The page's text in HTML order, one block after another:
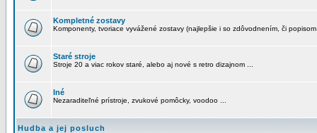
Kompletné zostavy
Komponenty, tvoriace vyvážené zostavy (najlepšie i so zdôvodnením, či
Staré stroje
Stroje 20 a viac rokov staré, alebo aj nové s retro dizajnom ...
Iné
Nezaraditeľné prístroje, zvukové pomôcky, voodoo ...
Hudba a jej posluch